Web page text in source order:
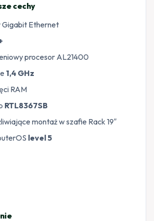
cechy
Gigabit Ethernet
procesor AL21400
1,4 GHz
RAM
RTL8367SB
montaż w szafie Rack 19″
level 5